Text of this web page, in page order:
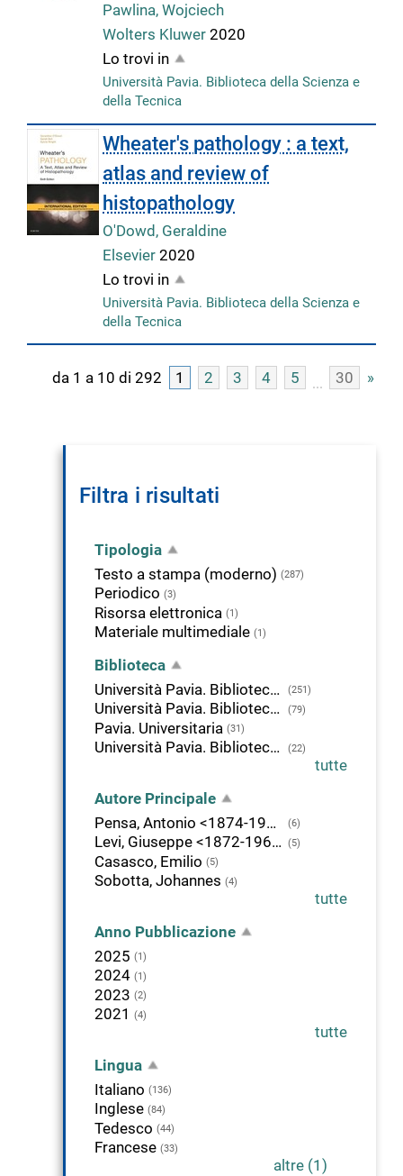
Pawlina, Wojciech
Wolters Kluwer2020
Lo trovi in
Università Pavia. Biblioteca della Scienza e
della Tecnica
Wheater's pathology : a text,
atlas and review of
histopathology
O'Dowd, Geraldine
Elsevier2020
Lo trovi in
Università Pavia. Biblioteca della Scienza e
della Tecnica
da 1 a 10 di 292 1 2 3 4 5 30 »
Filtra i risultati
Tipologia
Testo a stampa (moderno) (287)
Periodico (3)
Risorsa elettronica (1)
Materiale multimediale (1)
Biblioteca
Università Pavia. Biblioteca di Area Medica "Adolfo Ferrata"
(251)
Università Pavia. Biblioteca della Scienza e della Tecnica (79)
Pavia. Universitaria (31)
Università Pavia. Biblioteca delle Scienze (22)
tutte
Autore Principale
Pensa, Antonio <1874-1970>
(6)
Levi, Giuseppe <1872-1965> (5)
Casasco, Emilio (5)
Sobotta, Johannes (4)
tutte
Anno Pubblicazione
2025 (1)
2024 (1)
2023 (2)
2021 (4)
tutte
Lingua
Italiano (136)
Inglese (84)
Tedesco (44)
Francese (33)
altre (1)